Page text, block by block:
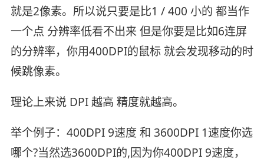
就是2像素。所以说只要是比1 / 400 小的 都当作
一个点 分辨率低看不出来 但是你要是比如6连屏
的分辨率，你用400DPI的鼠标 就会发现移动的时
候跳像素。
理论上来说 DPI 越高 精度就越高。
举个例子：400DPI 9速度 和 3600DPI 1速度你选
哪个?当然选3600DPI的,因为你400DPI 9速度，